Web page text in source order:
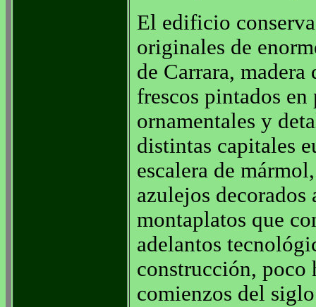
El edificio
originales de
de Carrara,
frescos pintados en
ornamentales y
distintas capitales
escalera de
azulejos decorados
montaplatos que
adelantos
construcción, poco
comienzos del